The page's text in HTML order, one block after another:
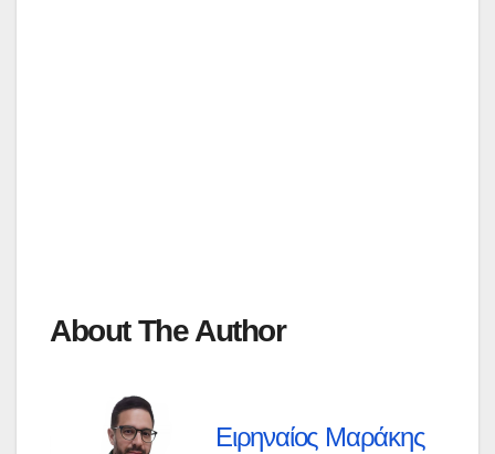
About The Author
Ειρηναίος Μαράκης